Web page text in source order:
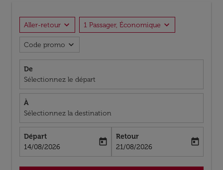
Aller-retour expand_more 1 Passager, Économique expand_more
Code promo expand_more
De
Sélectionnez le départ
À
Sélectionnez la destination
Départ
fc-booking-departure-date-aria-label
14/08/2026
today
Retour
fc-booking-return-date-aria-label
21/08/2026
today